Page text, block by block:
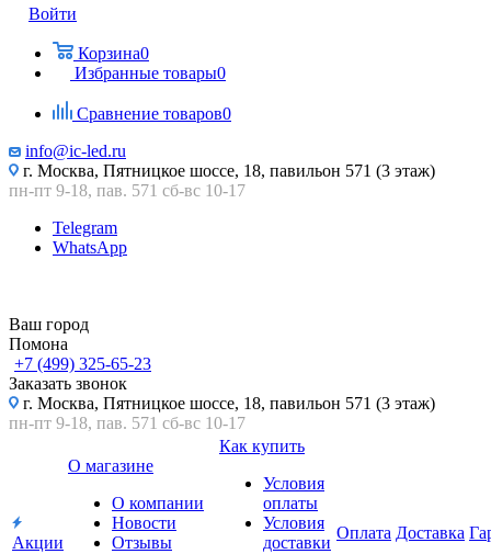
Войти
Корзина0
Избранные товары0
Сравнение товаров0
info@ic-led.ru
г. Москва, Пятницкое шоссе, 18, павильон 571 (3 этаж)
пн-пт 9-18, пав. 571 сб-вс 10-17
Telegram
WhatsApp
Ваш город
Помона
+7 (499) 325-65-23
Заказать звонок
г. Москва, Пятницкое шоссе, 18, павильон 571 (3 этаж)
пн-пт 9-18, пав. 571 сб-вс 10-17
Акции
О магазине
О компании
Новости
Отзывы
Как купить
Условия
оплаты
Условия
доставки
Оплата Доставка